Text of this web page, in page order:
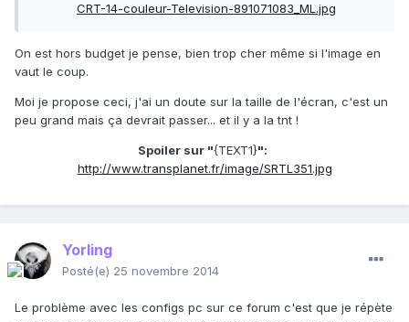
CRT-14-couleur-Television-891071083_ML.jpg
On est hors budget je pense, bien trop cher même si l'image en
vaut le coup.
Moi je propose ceci, j'ai un doute sur la taille de l'écran, c'est un
peu grand mais ça devrait passer... et il y a la tnt !
Spoiler sur "{TEXT1}":
http://www.transplanet.fr/image/SRTL351.jpg
Yorling
Posté(e) 25 novembre 2014
Le problème avec les configs pc sur ce forum c'est que je répète